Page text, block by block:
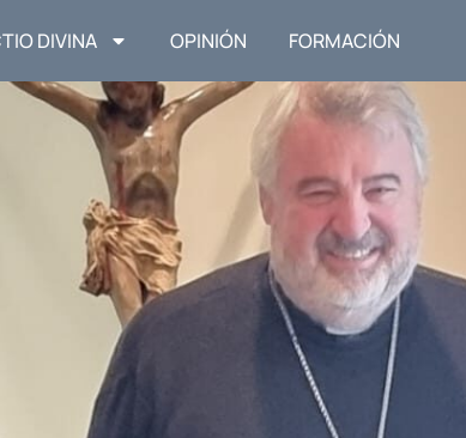
DIVINA OPINIÓN FORMACIÓN